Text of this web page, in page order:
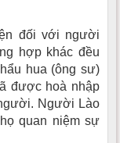
đối với người
hợp khác đều
hua (ông sư)
được hoà nhập
Người Lào
quan niệm sự